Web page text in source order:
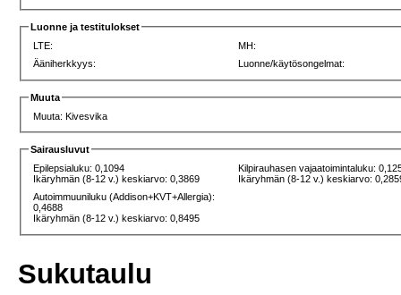
Luonne ja testitulokset
LTE:
MH:
Ääniherkkyys:
Luonne/käytösongelmat:
Muuta
Muuta: Kivesvika
Sairausluvut
Epilepsialuku: 0,1094
Ikäryhmän (8-12 v.) keskiarvo: 0,3869
Kilpirauhasen vajaatoimintaluku:
Ikäryhmän (8-12 v.) keskiarvo:
Autoimmuuniluku (Addison+KVT+Allergia):
0,4688
Ikäryhmän (8-12 v.) keskiarvo: 0,8495
Sukutaulu